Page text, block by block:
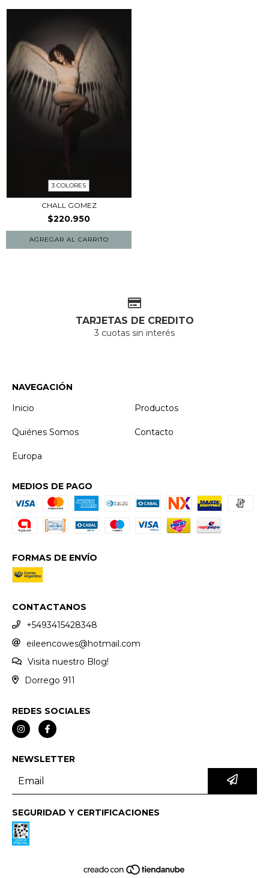
3 COLORES
CHALL GOMEZ
$220.950
AGREGAR AL CARRITO
TARJETAS DE CREDITO
3 cuotas sin interés
NAVEGACIÓN
Inicio
Productos
Quiénes Somos Contacto
Europa
MEDIOS DE PAGO
FORMAS DE ENVÍO
CONTACTANOS
+5493415428348
eileencowes@hotmail.com
Visita nuestro Blog!
Dorrego 911
REDES SOCIALES
NEWSLETTER
SEGURIDAD Y CERTIFICACIONES